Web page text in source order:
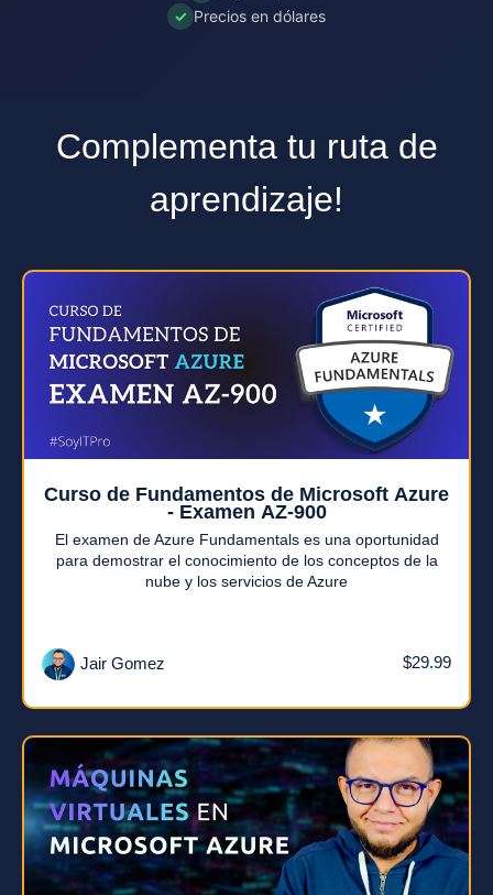
✓ Precios en dólares
Complementa tu ruta de
aprendizaje!
Curso de Fundamentos de Microsoft Azure
- Examen AZ-900
El examen de Azure Fundamentals es una oportunidad
para demostrar el conocimiento de los conceptos de la
nube y los servicios de Azure
Jair Gomez $29.99